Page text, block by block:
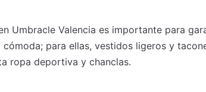
Umbracle Valencia es importante para
para ellas, vestidos ligeros y
ropa deportiva y chanclas.